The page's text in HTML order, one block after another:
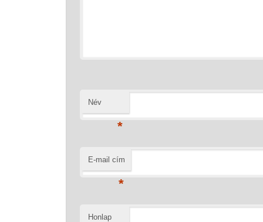
Név
*
E-mail cím
*
Honlap